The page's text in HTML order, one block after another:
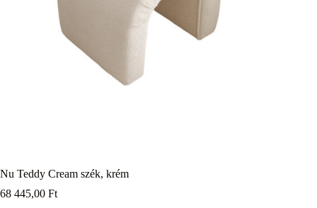
Nu Teddy Cream szék, krém
68 445,00 Ft